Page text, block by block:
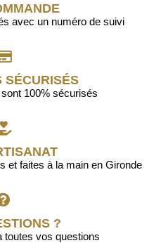
avec un numéro de suivi
SÉCURISÉS
100% sécurisés
et faites à la main en Gironde
?
toutes vos questions